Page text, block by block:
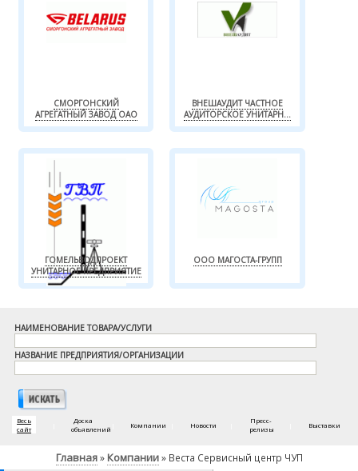
СМОРГОНСКИЙ
АГРЕГАТНЫЙ ЗАВОД ОАО
ВНЕШАУДИТ ЧАСТНОЕ
АУДИТОРСКОЕ УНИТАРН...
ГОМЕЛЬВОДПРОЕКТ
УНИТАРНОЕ ПРЕДПРИЯТИЕ
ООО МАГОСТА-ГРУПП
НАИМЕНОВАНИЕ ТОВАРА/УСЛУГИ
НАЗВАНИЕ ПРЕДПРИЯТИЯ/ОРГАНИЗАЦИИ
Весь
сайт
Доска
объявлений
Компании Новости
Пресс-
релизы
Выставки
Главная» Компании» Веста Сервисный центр ЧУП